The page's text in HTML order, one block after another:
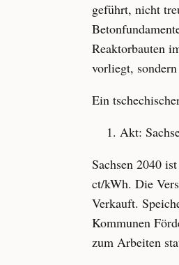
geführt, nicht
Reaktorbauten
vorliegt,
Ein
Akt:
Sachsen 2040
ct/kWh. Die
Verkauft.
Kommunen
zum Arbeiten